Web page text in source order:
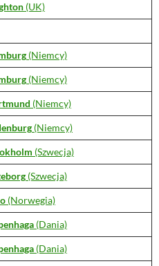
(UK)
(Niemcy)
(Niemcy)
(Niemcy)
(Niemcy)
(Szwecja)
(Szwecja)
(Norwegia)
(Dania)
(Dania)